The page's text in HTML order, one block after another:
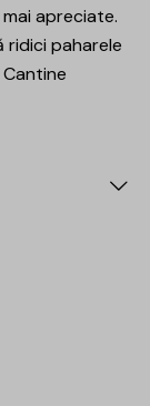
apreciate.
ridici paharele